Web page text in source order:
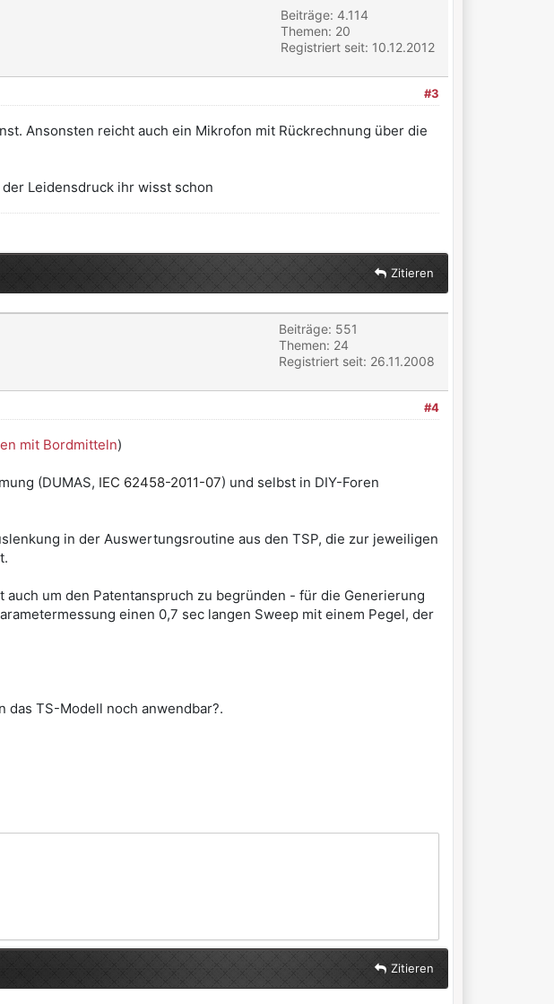
Beiträge: 4.114
Themen: 20
Registriert seit: 10.12.2012
#3
Ansonsten reicht auch ein Mikrofon mit Rückrechnung über die
Leidensdruck ihr wisst schon
Zitieren
Beiträge: 551
Themen: 24
Registriert seit: 26.11.2008
#4
mit Bordmitteln)
(DUMAS, IEC 62458-2011-07) und selbst in DIY-Foren
in der Auswertungsroutine aus den TSP, die zur jeweiligen
um den Patentanspruch zu begründen - für die Generierung
einen 0,7 sec langen Sweep mit einem Pegel, der
das TS-Modell noch anwendbar?.
Zitieren